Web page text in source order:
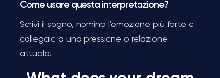
Come usare questa interpretazione?
Scrivi il sogno, nomina l’emozione più forte e
collegala a una pressione o relazione
attuale.